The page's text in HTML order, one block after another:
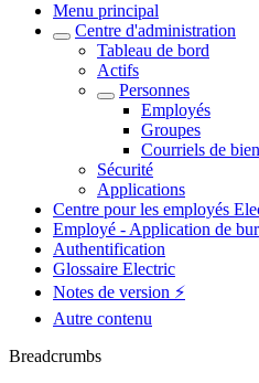
Menu principal
Centre d'administration
Tableau de bord
Actifs
Personnes
Employés
Groupes
Courriels de
Sécurité
Applications
Centre pour les employés
Employé - Application de
Authentification
Glossaire Electric
Notes de version ⚡️
Autre contenu
Breadcrumbs